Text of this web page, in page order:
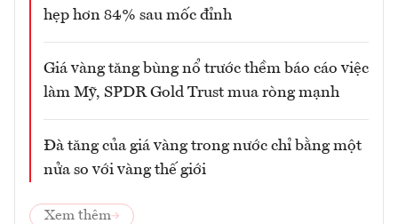
hẹp hơn 84% sau mốc đỉnh
Giá vàng tăng bùng nổ trước thềm báo cáo việc
làm Mỹ, SPDR Gold Trust mua ròng mạnh
Đà tăng của giá vàng trong nước chỉ bằng một
nửa so với vàng thế giới
Xem thêm